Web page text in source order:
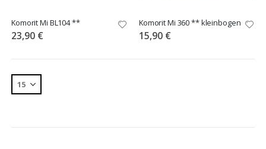
Komorit Mi BL104 **
23,90 €
Komorit Mi 360 ** kleinbogen
15,90 €